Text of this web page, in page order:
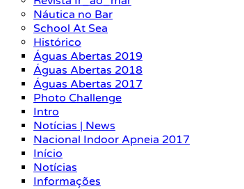
Náutica no Bar
School At Sea
Histórico
Águas Abertas 2019
Águas Abertas 2018
Águas Abertas 2017
Photo Challenge
Intro
Notícias | News
Nacional Indoor Apneia 2017
Início
Notícias
Informações